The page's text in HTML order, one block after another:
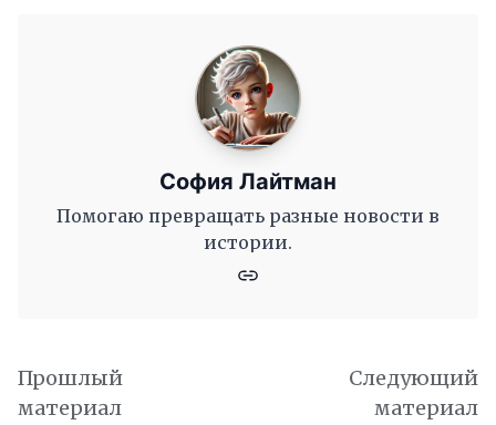
София Лайтман
Помогаю превращать разные новости в
истории.
Прошлый
материал
Следующий
материал